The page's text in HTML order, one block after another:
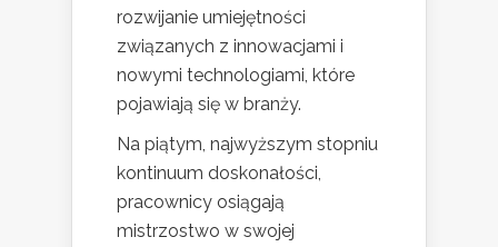
rozwijanie umiejętności
związanych z innowacjami i
nowymi technologiami, które
pojawiają się w branży.
Na piątym, najwyższym stopniu
kontinuum doskonałości,
pracownicy osiągają
mistrzostwo w swojej